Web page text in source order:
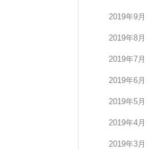
2019年9月
2019年8月
2019年7月
2019年6月
2019年5月
2019年4月
2019年3月